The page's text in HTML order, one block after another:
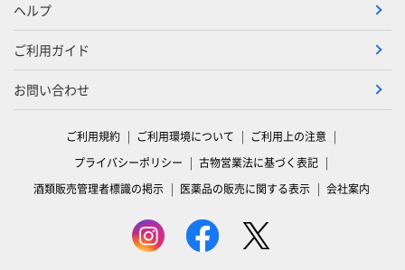
ヘルプ
ご利用ガイド
お問い合わせ
ご利用規約 ご利用環境について
ご利用上の注意
プライバシーポリシー
古物営業法に基づく表記
酒類販売管理者標識の掲示
医薬品の販売に関する表示 会社案内